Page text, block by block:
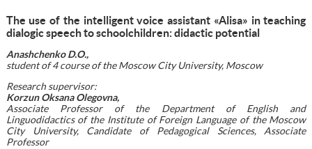
The use of the intelligent voice assistant «Alisa» in teaching
dialogic speech to schoolchildren: didactic potential
Anashchenko D.O.,
student of 4 course of the Moscow City University, Moscow
Research supervisor:
Korzun Oksana Olegovna,
Associate Professor of the Department of English and
Linguodidactics of the Institute of Foreign Language of the Moscow
City University, Candidate of Pedagogical Sciences, Associate
Professor